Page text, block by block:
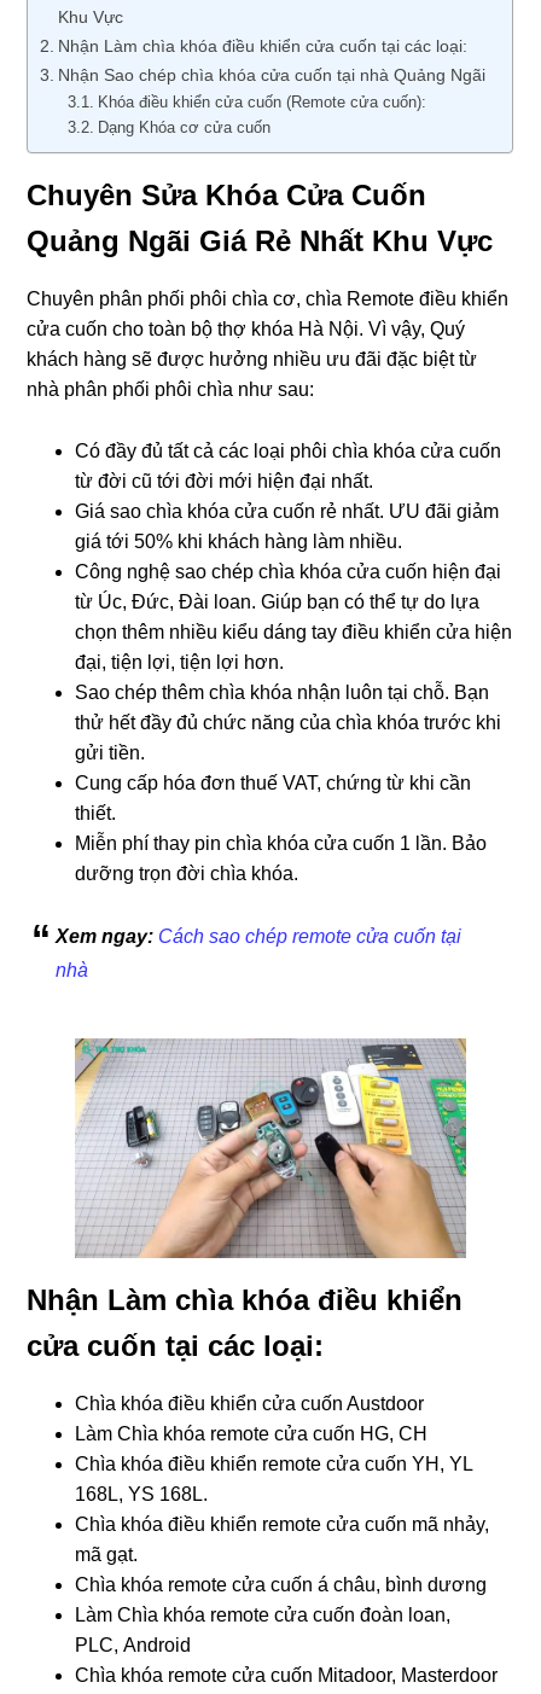
Khu Vực
Nhận Làm chìa khóa điều khiển cửa cuốn tại các loại:
Nhận Sao chép chìa khóa cửa cuốn tại nhà Quảng Ngãi
Khóa điều khiển cửa cuốn (Remote cửa cuốn):
Dạng Khóa cơ cửa cuốn
Chuyên Sửa Khóa Cửa Cuốn
Quảng Ngãi Giá Rẻ Nhất Khu Vực
Chuyên phân phối phôi chìa cơ, chìa Remote điều khiển
cửa cuốn cho toàn bộ thợ khóa Hà Nội. Vì vậy, Quý
khách hàng sẽ được hưởng nhiều ưu đãi đặc biệt từ
nhà phân phối phôi chìa như sau:
Có đầy đủ tất cả các loại phôi chìa khóa cửa cuốn
từ đời cũ tới đời mới hiện đại nhất.
Giá sao chìa khóa cửa cuốn rẻ nhất. ƯU đãi giảm
giá tới 50% khi khách hàng làm nhiều.
Công nghệ sao chép chìa khóa cửa cuốn hiện đại
từ Úc, Đức, Đài loan. Giúp bạn có thể tự do lựa
chọn thêm nhiều kiểu dáng tay điều khiển cửa hiện
đại, tiện lợi, tiện lợi hơn.
Sao chép thêm chìa khóa nhận luôn tại chỗ. Bạn
thử hết đầy đủ chức năng của chìa khóa trước khi
gửi tiền.
Cung cấp hóa đơn thuế VAT, chứng từ khi cần
thiết.
Miễn phí thay pin chìa khóa cửa cuốn 1 lần. Bảo
dưỡng trọn đời chìa khóa.
Xem ngay: Cách sao chép remote cửa cuốn tại
nhà
Nhận Làm chìa khóa điều khiển
cửa cuốn tại các loại:
Chìa khóa điều khiển cửa cuốn Austdoor
Làm Chìa khóa remote cửa cuốn HG, CH
Chìa khóa điều khiển remote cửa cuốn YH, YL
168L, YS 168L.
Chìa khóa điều khiển remote cửa cuốn mã nhảy,
mã gạt.
Chìa khóa remote cửa cuốn á châu, bình dương
Làm Chìa khóa remote cửa cuốn đoàn loan,
PLC, Android
Chìa khóa remote cửa cuốn Mitadoor, Masterdoor